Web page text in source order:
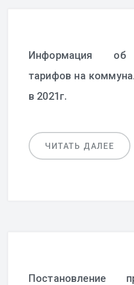
Информация об
тарифов на
в 2021г.
ЧИТАТЬ ДАЛЕЕ
Постановление